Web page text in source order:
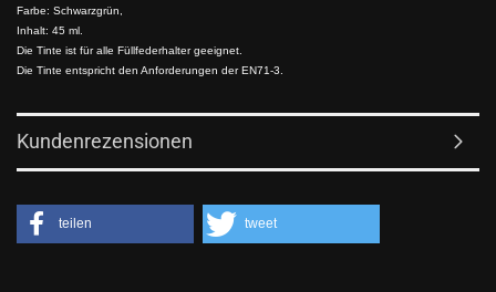
Farbe: Schwarzgrün,
Inhalt: 45 ml.
Die Tinte ist für alle Füllfederhalter geeignet.
Die Tinte entspricht den Anforderungen der EN71-3.
Kundenrezensionen
teilen tweet